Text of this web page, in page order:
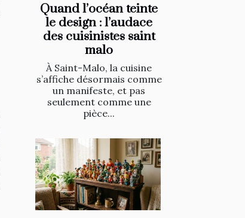
Quand l’océan teinte
le design : l’audace
des cuisinistes saint
malo
À Saint-Malo, la cuisine
s’affiche désormais comme
un manifeste, et pas
seulement comme une
pièce...